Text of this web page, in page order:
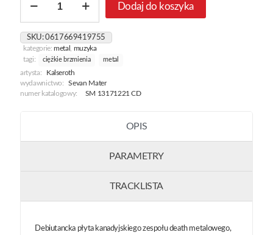
Sepulcher
The
Forgotten
Dodaj do koszyka
SKU:0617669419755
kategorie:metal
muzyka
tagi:
ciężkie brzmienia metal
artysta:
Kalseroth
wydawnictwo:
Sevan Mater
numer katalogowy:
SM 13171221 CD
OPIS
PARAMETRY
TRACKLISTA
Debiutancka płyta kanadyjskiego zespołu death metalowego,